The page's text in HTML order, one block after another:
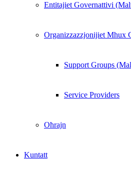
Entitajiet Governattivi
Organizzazzjonijiet Mhux
Support Groups
Service Providers
Oħrajn
Kuntatt